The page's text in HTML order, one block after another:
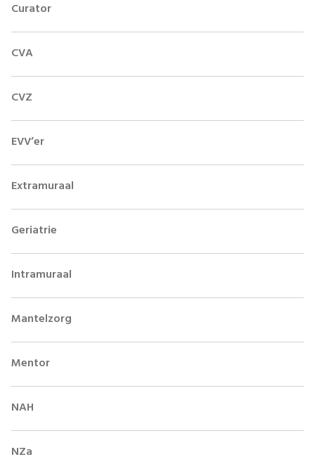
Curator
CVA
CVZ
EVV’er
Extramuraal
Geriatrie
Intramuraal
Mantelzorg
Mentor
NAH
NZa